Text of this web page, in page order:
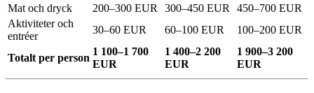
Mat och dryck
200–300 EUR 300–450 EUR
450–700 EUR
Aktiviteter och
entréer
30–60 EUR 60–100 EUR 100–200 EUR
Totalt per person
1 100–1 700
EUR
1 400–2 200
EUR
1 900–3 200
EUR